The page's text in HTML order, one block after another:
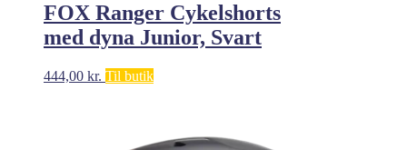
FOX Ranger Cykelshorts
med dyna Junior, Svart
444,00 kr. Til butik